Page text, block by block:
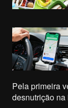
Pela primeira
desnutrição